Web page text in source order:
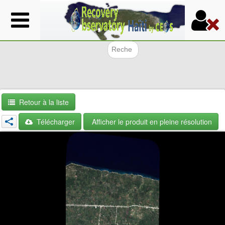
Aller
au
contenu
Retour à la liste
Télécharger
Afficher le produit en pleine résolution